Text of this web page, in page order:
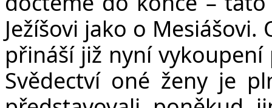
Ježíšovi jako o
přináší již nyní
Svědectví oné ženy je